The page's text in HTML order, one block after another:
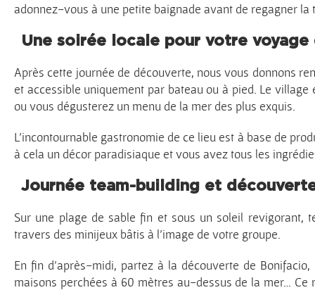
adonnez-vous à une petite baignade avant de regagner la
Une soirée locale pour votre voyage
Après cette journée de découverte, nous vous donnons
et accessible uniquement par bateau ou à pied. Le
ou vous dégusterez un menu de la mer des plus exquis.
L’incontournable gastronomie de ce lieu est à base de
à cela un décor paradisiaque et vous avez tous les
Journée team-building et
Sur une plage de sable fin et sous un soleil revigorant,
travers des minijeux bâtis à l’image de votre groupe.
En fin d’après-midi, partez à la découverte de
maisons perchées à 60 mètres au-dessus de la mer…